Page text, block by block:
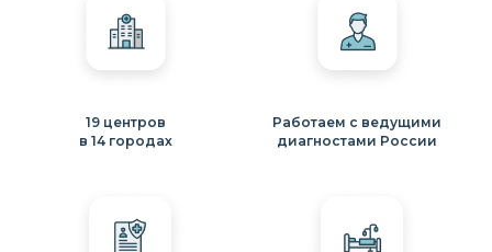
19 центров
в 14 городах
Работаем с ведущими
диагностами России